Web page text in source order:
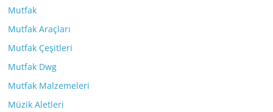
Mutfak
Mutfak Araçları
Mutfak Çeşitleri
Mutfak Dwg
Mutfak Malzemeleri
Müzik Aletleri